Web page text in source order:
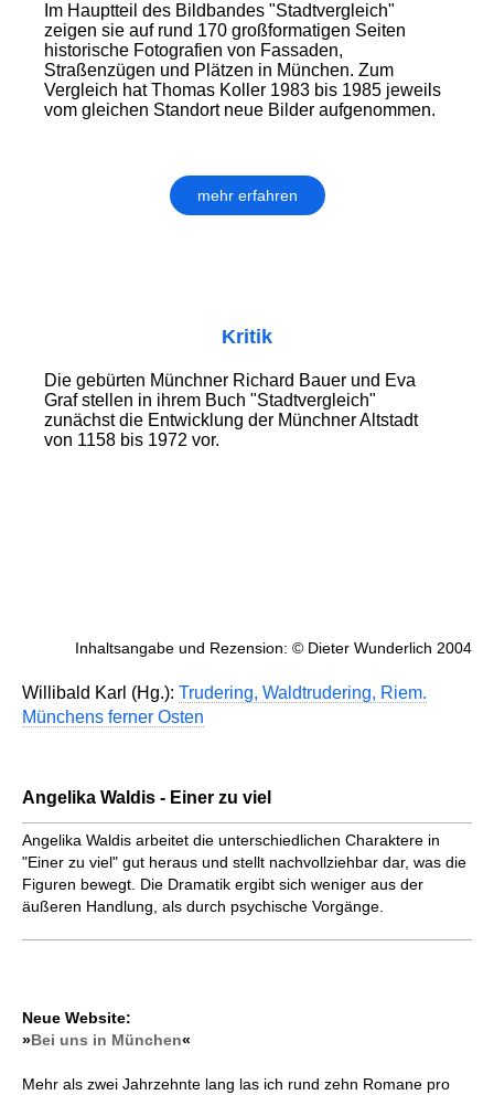
Im Hauptteil des Bildbandes "Stadtvergleich"
zeigen sie auf rund 170 großformatigen Seiten
historische Fotografien von Fassaden,
Straßenzügen und Plätzen in München. Zum
Vergleich hat Thomas Koller 1983 bis 1985 jeweils
vom gleichen Standort neue Bilder aufgenommen.
mehr erfahren
Kritik
Die gebürten Münchner Richard Bauer und Eva
Graf stellen in ihrem Buch "Stadtvergleich"
zunächst die Entwicklung der Münchner Altstadt
von 1158 bis 1972 vor.
Inhaltsangabe und Rezension: © Dieter Wunderlich 2004
Willibald Karl (Hg.): Trudering, Waldtrudering, Riem.
Münchens ferner Osten
Angelika Waldis - Einer zu viel
Angelika Waldis arbeitet die unterschiedlichen Charaktere in
"Einer zu viel" gut heraus und stellt nachvollziehbar dar, was die
Figuren bewegt. Die Dramatik ergibt sich weniger aus der
äußeren Handlung, als durch psychische Vorgänge.
Neue Website:
»Bei uns in München«
Mehr als zwei Jahrzehnte lang las ich rund zehn Romane pro